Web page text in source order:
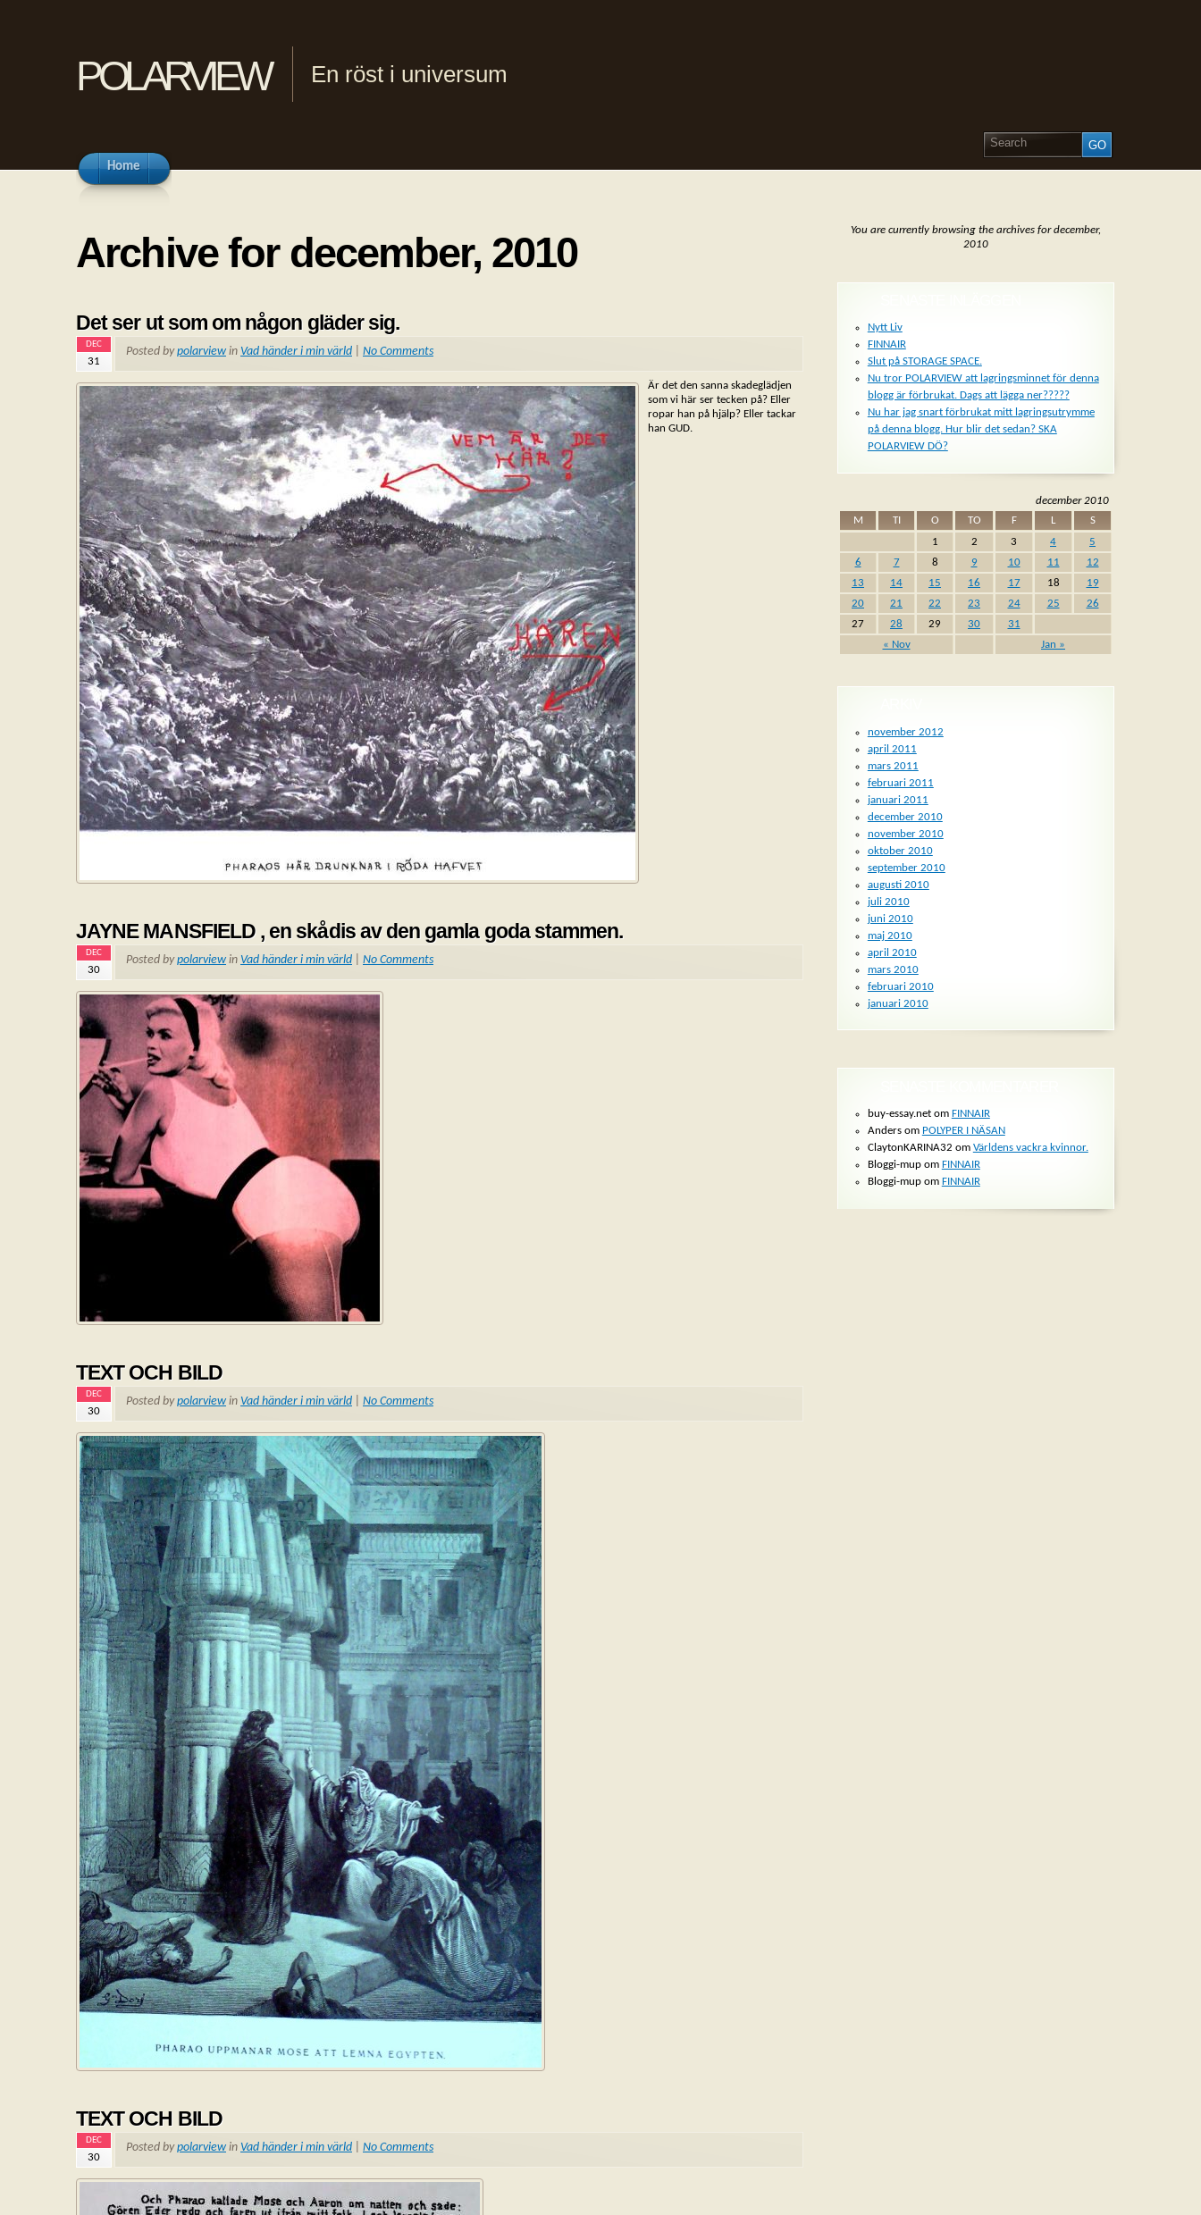
polarview En röst i universum
Home
Archive for december, 2010
Det ser ut som om någon gläder sig.
DEC
31
Posted bypolarview in Vad händer i min värld No Comments
Är det den sanna skadeglädjen
som vi här ser tecken på? Eller
ropar han på hjälp? Eller tackar
han GUD.
JAYNE MANSFIELD , en skådis av den gamla goda stammen.
DEC
30
Posted bypolarview in Vad händer i min värld No Comments
TEXT OCH BILD
DEC
30
Posted bypolarview in Vad händer i min värld No Comments
TEXT OCH BILD
DEC
30
Posted bypolarview in Vad händer i min värld No Comments
You are currently browsing the archives for december,
2010
Nytt Liv
FINNAIR
Slut på STORAGE SPACE.
Nu tror POLARVIEW att lagringsminnet för denna
blogg är förbrukat. Dags att lägga ner?????
Nu har jag snart förbrukat mitt lagringsutrymme
på denna blogg. Hur blir det sedan? SKA
POLARVIEW DÖ?
december 2010
M
TI O TO F L S
« Nov Jan »
1 2 3 4
5
6
7 8 9 10 11
12
13
14 15 16 17 18
19
20
21 22 23 24 25
26
27
28 29 30 31
november 2012
april 2011
mars 2011
februari 2011
januari 2011
december 2010
november 2010
oktober 2010
september 2010
augusti 2010
juli 2010
juni 2010
maj 2010
april 2010
mars 2010
februari 2010
januari 2010
buy-essay.net om FINNAIR
Anders om POLYPER I NÄSAN
ClaytonKARINA32 om Världens vackra kvinnor.
Bloggi-mup om FINNAIR
Bloggi-mup om FINNAIR